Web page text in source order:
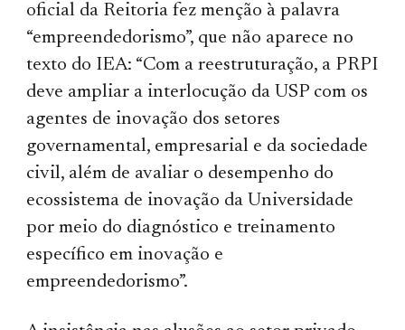
oficial da Reitoria fez menção à palavra
“empreendedorismo”, que não aparece no
texto do IEA: “Com a reestruturação, a PRPI
deve ampliar a interlocução da USP com os
agentes de inovação dos setores
governamental, empresarial e da sociedade
civil, além de avaliar o desempenho do
ecossistema de inovação da Universidade
por meio do diagnóstico e treinamento
específico em inovação e
empreendedorismo”.